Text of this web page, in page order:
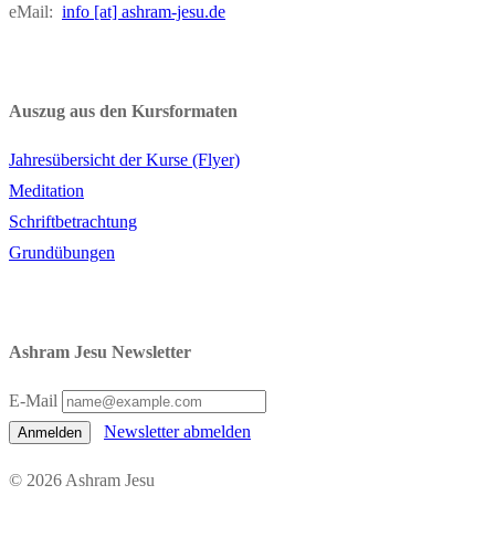
eMail: info [at] ashram-jesu.de
Auszug aus den Kursformaten
Jahresübersicht der Kurse (Flyer)
Meditation
Schriftbetrachtung
Grundübungen
Ashram Jesu Newsletter
E-Mail
Anmelden Newsletter abmelden
© 2026 Ashram Jesu